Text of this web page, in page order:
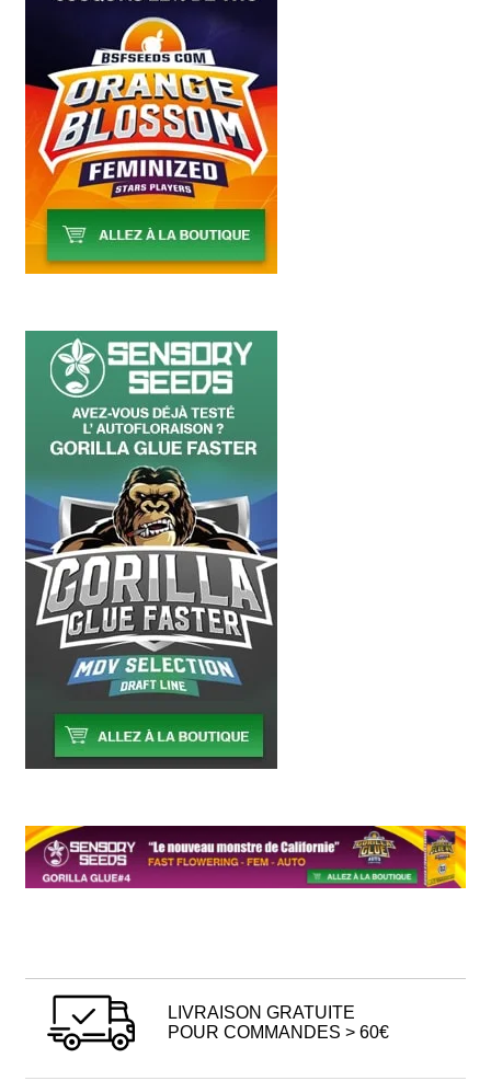
LIVRAISON GRATUITE
POUR COMMANDES > 60€